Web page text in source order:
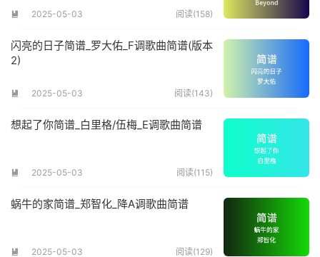
 2025-05-03 阅读(158)
闪亮的日子简谱_罗大佑_F调歌曲简谱(版本
2)
 2025-05-03 阅读(143)
想起了你简谱_白里格/伍梅_E调歌曲简谱
 2025-05-03 阅读(115)
蜗牛的家简谱_郑智化_降A调歌曲简谱
 2025-05-03 阅读(129)